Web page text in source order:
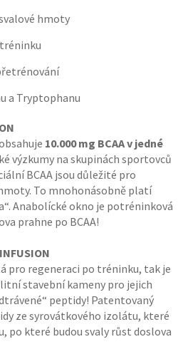
hmoty
a Tryptophanu
10.000 mg BCAA v jedné
výzkumy na skupinách sportovců
BCAA jsou důležité pro
To mnohonásobně platí
Anabolícké okno je potréninková
prahne po BCAA!
pro regeneraci po tréninku, tak je
stavební kameny pro jejich
peptidy! Patentovaný
ze syrovátkového izolátu, které
po které budou svaly růst doslova